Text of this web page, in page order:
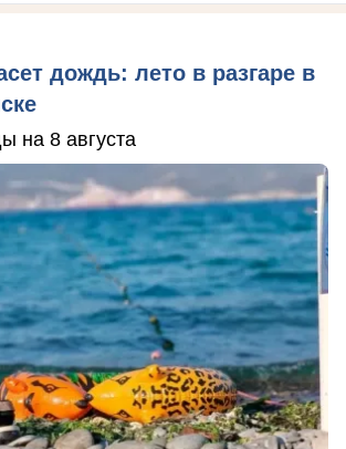
дождь: лето в разгаре в
на 8 августа